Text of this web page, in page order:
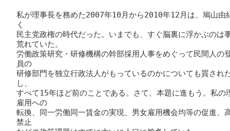
私が理事長を務めた2007年10月から2010年12月は、鳩山由
く
民主党政権の時代だった。いまでも、すぐ脳裏に浮かぶのは
荒れていた。
労働政策研究・研修機構の幹部採用人事をめぐって民間人の
員の
研修部門を独立行政法人がもっているのかについても質され
し、
すべて15年ほど前のことである。さて、本題に進もう。私
雇用への
転換、同一労働同一賃金の実現、男女雇用機会均等の促進、
禁止